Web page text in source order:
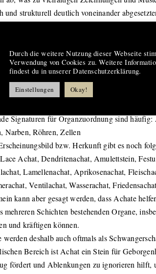
und strukturell deutlich voneinander
Jaspis oder amorphem Opal
oder in Schichten eingelagert finden
Chlorit oder Calcit.
Achat:
von Achaten kann sehr unterschiedlich
auf diejenigen Organe, denen die Signatur
Signaturen für Organzuordnung sind
Narben, Röhren, Zellen
bzw. Herkunft gibt es noch
Achat, Dendritenachat, Amulettstein,
Lamellenachat, Aprikosenachat,
Ventilachat, Wasserachat,
kann aber gesagt werden, dass Achate
mehreren Schichten bestehenden Organe,
und kräftigen können.
werden deshalb auch oftmals als
Bereich ist Achat ein Stein für
fördert und Ablenkungen zu ignorieren hilft,
Durch die weitere Nutzung dieser Webseite
Verwendung von Cookies zu. Weitere
findest du in unserer Datenschutzerklärung.
Einstellungen Okay!